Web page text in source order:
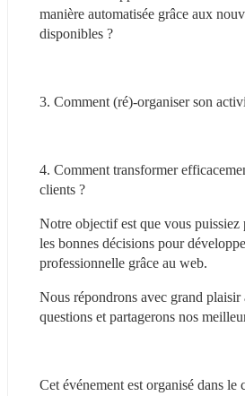
manière automatisée grâce aux
disponibles ?
3. Comment (ré)-organiser son
4. Comment transformer
clients ?
Notre objectif est que vous puissiez
les bonnes décisions pour
professionnelle grâce au web.
Nous répondrons avec grand plaisir
questions et partagerons nos
Cet événement est organisé dans le